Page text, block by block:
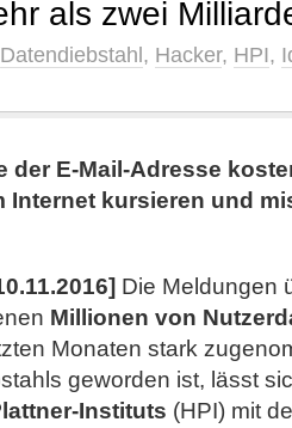
als zwei
Datendiebstahl , Hacker, HPI,
der E-Mail-Adresse
Internet kursieren und
Die Meldungen
Millionen von
Monaten stark
geworden ist, lässt
Instituts (HPI) mit